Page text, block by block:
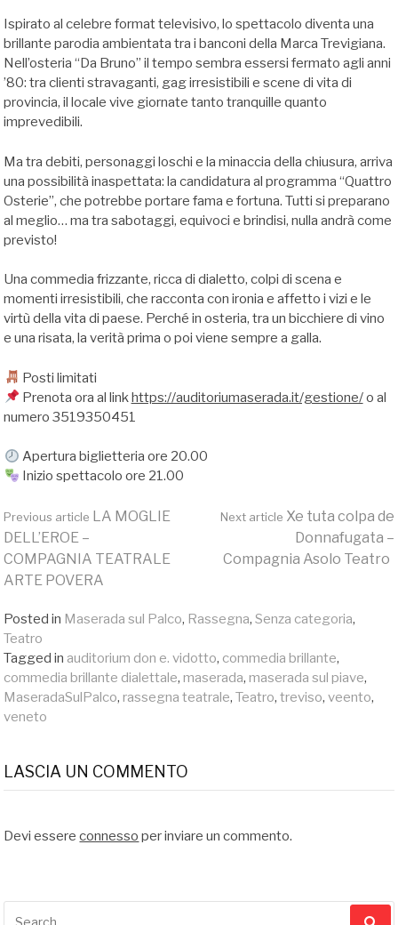
Ispirato al celebre format televisivo, lo spettacolo diventa una
brillante parodia ambientata tra i banconi della Marca Trevigiana.
Nell’osteria “Da Bruno” il tempo sembra essersi fermato agli anni
’80: tra clienti stravaganti, gag irresistibili e scene di vita di
provincia, il locale vive giornate tanto tranquille quanto
imprevedibili.
Ma tra debiti, personaggi loschi e la minaccia della chiusura, arriva
una possibilità inaspettata: la candidatura al programma “Quattro
Osterie”, che potrebbe portare fama e fortuna. Tutti si preparano
al meglio… ma tra sabotaggi, equivoci e brindisi, nulla andrà come
previsto!
Una commedia frizzante, ricca di dialetto, colpi di scena e
momenti irresistibili, che racconta con ironia e affetto i vizi e le
virtù della vita di paese. Perché in osteria, tra un bicchiere di vino
e una risata, la verità prima o poi viene sempre a galla.
Posti limitati
Prenota ora al linkhttps://auditoriumaserada.it/gestione/o al
numero 3519350451
Apertura biglietteria ore 20.00
Inizio spettacolo ore 21.00
Continue
Reading
Previous article LA MOGLIE
DELL’EROE –
COMPAGNIA TEATRALE
ARTE POVERA
Next article Xe tuta colpa de
Donnafugata –
Compagnia Asolo Teatro
Posted in Maserada sul Palco, Rassegna,Senza categoria,
Teatro
Tagged in auditorium don e. vidotto, commedia brillante,
commedia brillante dialettale,maserada,maserada sul piave,
MaseradaSulPalco,rassegna teatrale,Teatro,treviso,veento,
veneto
LASCIA UN COMMENTO
Devi essereconnesso per inviare un commento.